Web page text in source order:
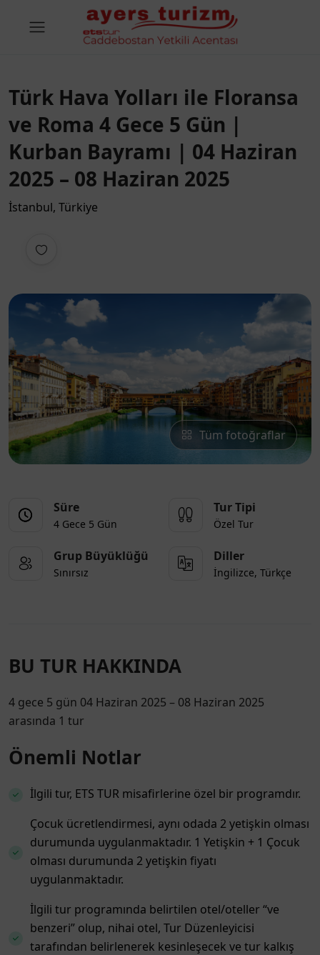
Türk Hava Yolları ile Floransa
ve Roma 4 Gece 5 Gün |
Kurban Bayramı | 04 Haziran
2025 – 08 Haziran 2025
İstanbul, Türkiye
Tüm fotoğraflar
Süre
4 Gece 5 Gün
Tur Tipi
Özel Tur
Grup Büyüklüğü
Sınırsız
Diller
İngilizce, Türkçe
BU TUR HAKKINDA
4 gece 5 gün 04 Haziran 2025 – 08 Haziran 2025
arasında 1 tur
Önemli Notlar
İlgili tur, ETS TUR misafirlerine özel bir programdır.
Çocuk ücretlendirmesi, aynı odada 2 yetişkin olması
durumunda uygulanmaktadır. 1 Yetişkin + 1 Çocuk
olması durumunda 2 yetişkin fiyatı
uygulanmaktadır.
İlgili tur programında belirtilen otel/oteller “ve
benzeri” olup, nihai otel, Tur Düzenleyicisi
tarafından belirlenerek kesinleşecek ve tur kalkış